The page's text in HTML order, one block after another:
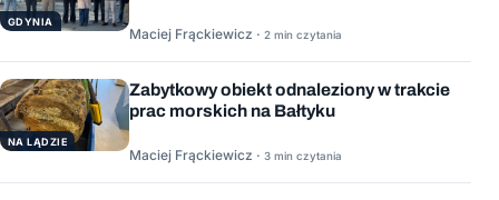
GDYNIA
Maciej Frąckiewicz · 2 min czytania
NA LĄDZIE
Zabytkowy obiekt odnaleziony w trakcie
prac morskich na Bałtyku
Maciej Frąckiewicz · 3 min czytania